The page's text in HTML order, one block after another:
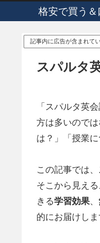
格安で買う
記事内に広告が含まれてい
スパルタ
「スパルタ英
方は多いので
は？」「授業
この記事では、
そこから見える
きる学習効果、
的にお届けしま